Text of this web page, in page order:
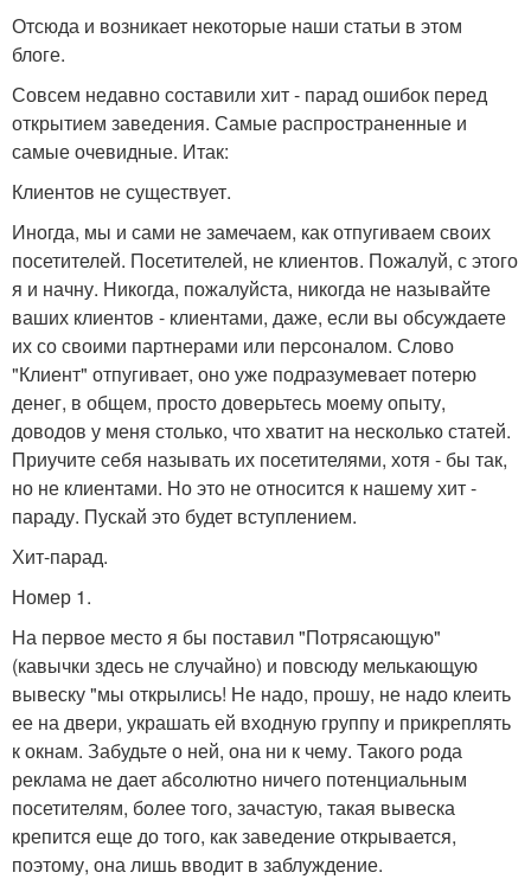
Отсюда и возникает некоторые наши статьи в этом
блоге.
Совсем недавно составили хит - парад ошибок перед
открытием заведения. Самые распространенные и
самые очевидные. Итак:
Клиентов не существует.
Иногда, мы и сами не замечаем, как отпугиваем своих
посетителей. Посетителей, не клиентов. Пожалуй, с этого
я и начну. Никогда, пожалуйста, никогда не называйте
ваших клиентов - клиентами, даже, если вы обсуждаете
их со своими партнерами или персоналом. Слово
"Клиент" отпугивает, оно уже подразумевает потерю
денег, в общем, просто доверьтесь моему опыту,
доводов у меня столько, что хватит на несколько статей.
Приучите себя называть их посетителями, хотя - бы так,
но не клиентами. Но это не относится к нашему хит -
параду. Пускай это будет вступлением.
Хит-парад.
Номер 1.
На первое место я бы поставил "Потрясающую"
(кавычки здесь не случайно) и повсюду мелькающую
вывеску "мы открылись! Не надо, прошу, не надо клеить
ее на двери, украшать ей входную группу и прикреплять
к окнам. Забудьте о ней, она ни к чему. Такого рода
реклама не дает абсолютно ничего потенциальным
посетителям, более того, зачастую, такая вывеска
крепится еще до того, как заведение открывается,
поэтому, она лишь вводит в заблуждение.